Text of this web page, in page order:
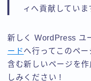
ィへ貢献していま
新しく WordPress ユ
ードへ行ってこのペ
含む新しいページを
しみください !